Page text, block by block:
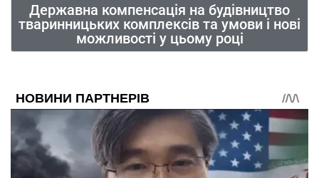
Державна компенсація на будівництво
тваринницьких комплексів та умови і нові
можливості у цьому році